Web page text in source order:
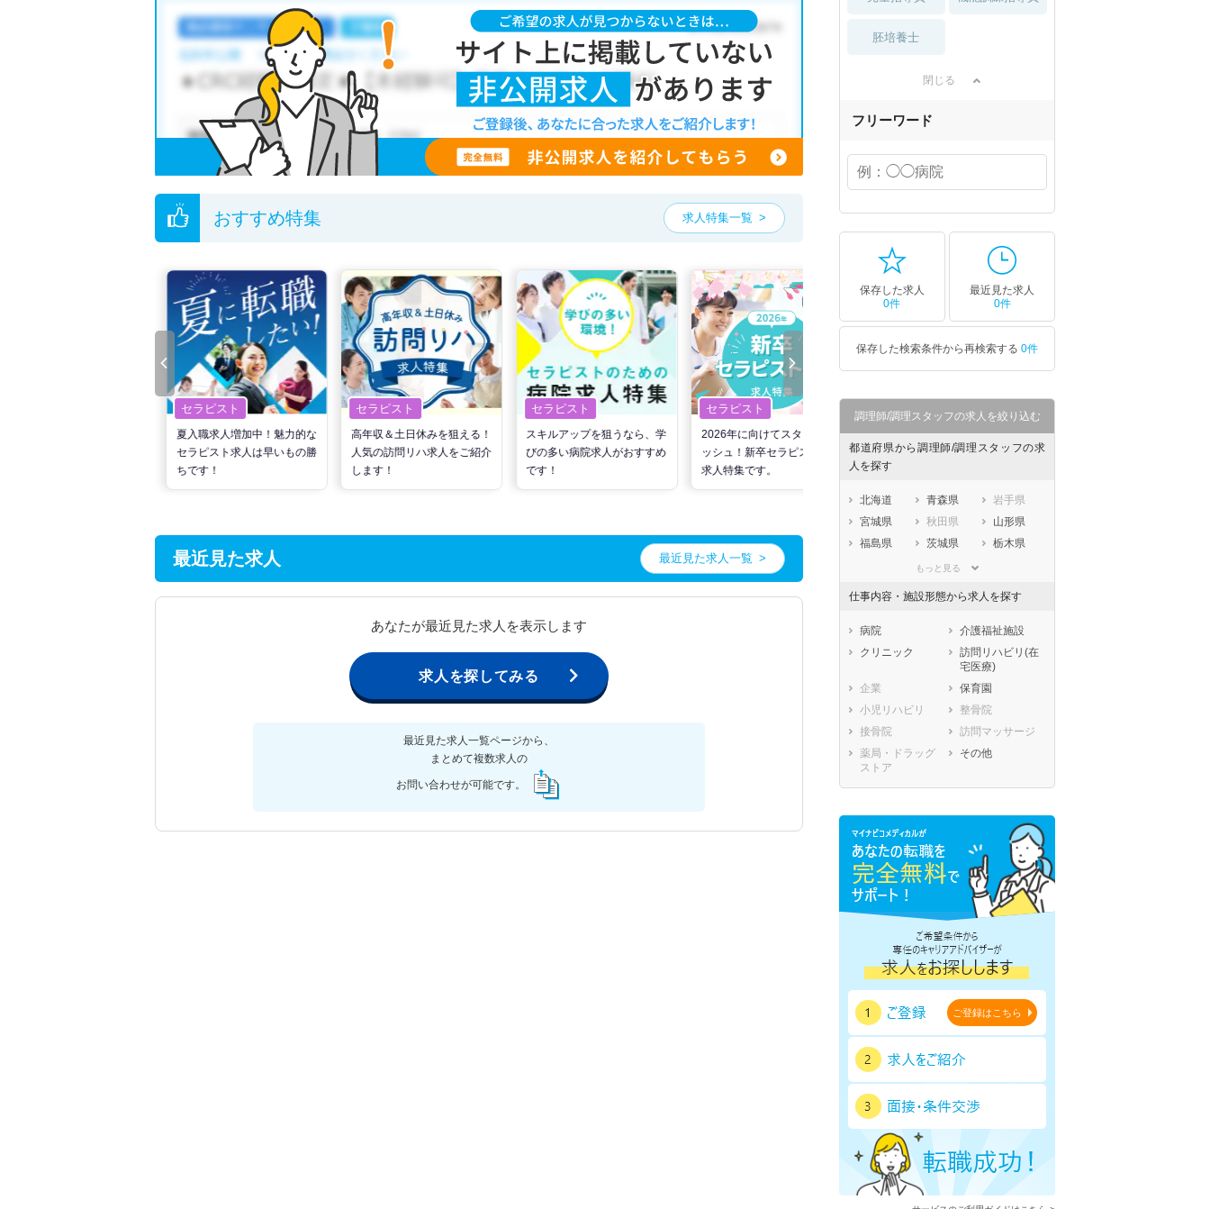
おすすめ特集 求人特集一覧
セラピスト
夏入職求人増加中！魅力的な
セラピスト求人は早いもの勝
ちです！
セラピスト
高年収＆土日休みを狙える！
人気の訪問リハ求人をご紹介
します！
セラピスト
スキルアップを狙うなら、学
びの多い病院求人がおすすめ
です！
セラピスト
2026年に向けてスタートダ
ッシュ！新卒セラピスト向け
求人特集です。
セラピスト
世の中の需要の高まりととも
に増加傾向の「介護施設」求
人をご紹介！
ワークライフバランス重視派
最近見た求人 最近見た求人一覧
あなたが最近見た求人を表示します
求人を探してみる
最近見た求人一覧ページから、
まとめて複数求人の
お問い合わせが可能です。
胚培養士
閉じる
フリーワード
保存した求人
0件
最近見た求人
0件
保存した検索条件から再検索する 0件
調理師/調理スタッフの求人を絞り込む
都道府県から調理師/調理スタッフの求
人を探す
北海道 青森県
岩手県
宮城県
秋田県
山形県
福島県
茨城県
栃木県
埼玉県
石川県
福井県
岐阜県
静岡県
愛知県
三重県
大阪府
兵庫県
奈良県
鳥取県
島根県
広島県
山口県
徳島県
香川県
愛媛県
もっと見る
仕事内容・施設形態から求人を探す
病院
介護福祉施設
クリニック
訪問リハビリ(在
宅医療)
企業
保育園
小児リハビリ
整骨院
接骨院
訪問マッサージ
薬局・ドラッグ
ストア
その他
ご登録はこちら